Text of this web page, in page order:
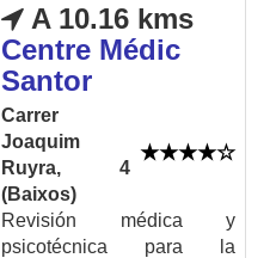
A 10.16 kms
Centre Médic
Santor
Carrer
Joaquim
Ruyra, 4
(Baixos)
Revisión médica y
psicotécnica para la